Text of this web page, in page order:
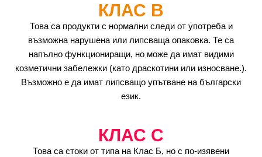
КЛАС B
Това са продукти с нормални следи от употреба и
възможна нарушена или липсваща опаковка. Те са
напълно функциониращи, но може да имат видими
козметични забележки (като драскотини или износване.).
Възможно е да имат липсващо упътване на български
език.
КЛАС C
Това са стоки от типа на Клас Б, но с по-изявени